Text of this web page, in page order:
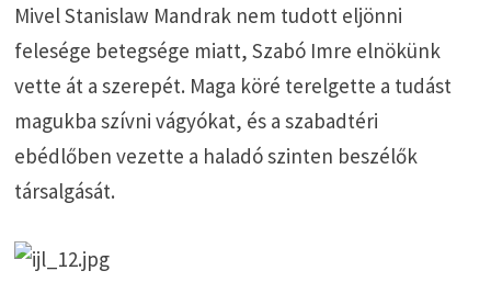
Mivel Stanislaw Mandrak nem tudott eljönni
felesége betegsége miatt, Szabó Imre elnökünk
vette át a szerepét. Maga köré terelgette a tudást
magukba szívni vágyókat, és a szabadtéri
ebédlőben vezette a haladó szinten beszélők
társalgását.